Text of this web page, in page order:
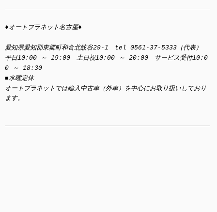
♦オートプラネット名古屋♦
愛知県愛知郡東郷町和合北蚊谷29-1 tel 0561-37-5333（代表）
平日10:00 ～ 19:00 土日祝10:00 ～ 20:00 サービス受付10:0
0 ～ 18:30
■水曜定休
オートプラネットでは輸入中古車（外車）を中心にお取り扱いしており
ます。